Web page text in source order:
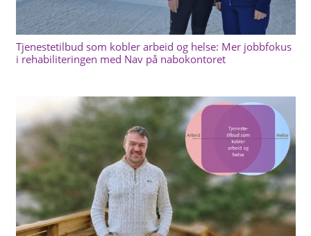
Tjenestetilbud som kobler arbeid og helse: Mer jobbfokus
i rehabiliteringen med Nav på nabokontoret